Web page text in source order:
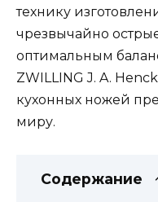
технику
чрезвычайно
оптимальным
ZWILLING J. A.
кухонных ножей
миру.
Содержание